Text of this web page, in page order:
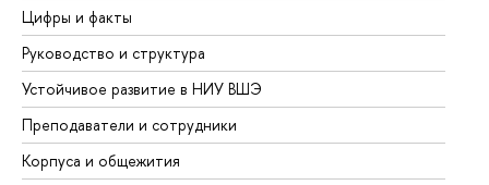
Цифры и факты
Руководство и структура
Устойчивое развитие в НИУ ВШЭ
Преподаватели и сотрудники
Корпуса и общежития